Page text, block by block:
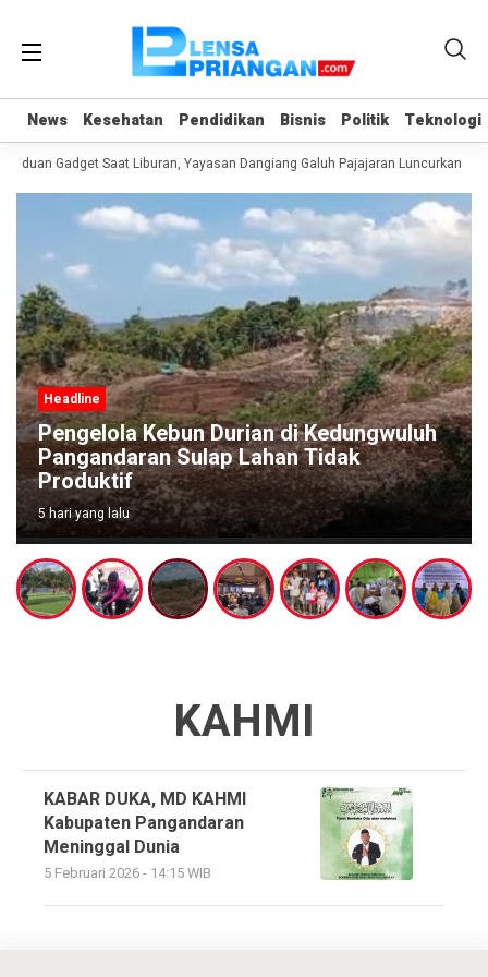
News Kesehatan Pendidikan Bisnis Politik Teknologi
News Kesehatan Pendidikan Bisnis Politik Teknologi
Gadget Saat Liburan, Yayasan Dangiang Galuh Pajajaran Luncurkan
Headline
Pengelola Kebun Durian di Kedungwuluh
Pangandaran Sulap Lahan Tidak
Produktif ‎
5 hari yang lalu
KAHMI
KABAR DUKA, MD KAHMI
Kabupaten Pangandaran
Meninggal Dunia
5 Februari 2026 - 14:15 WIB